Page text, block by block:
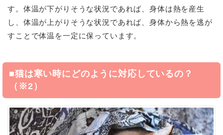
す。体温が下がりそうな状況であれば、身体は熱を産生
し、体温が上がりそうな状況であれば、身体から熱を逃が
すことで体温を一定に保っています。
■猫は寒い時にどのように対応しているの？
（※2）